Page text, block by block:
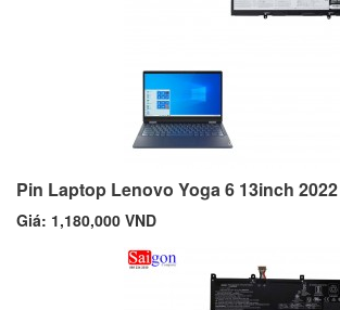
Pin Laptop Lenovo Yoga 6 13inch 2022
Giá: 1,180,000 VND